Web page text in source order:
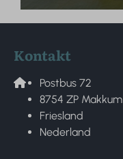
Kontakt
Postbus 72
8754 ZP Makkum
Friesland
Nederland